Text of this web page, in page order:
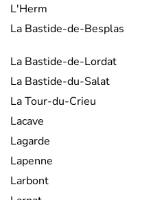
L'Herm
La Bastide-de-Besplas
La Bastide-de-Lordat
La Bastide-du-Salat
La Tour-du-Crieu
Lacave
Lagarde
Lapenne
Larbont